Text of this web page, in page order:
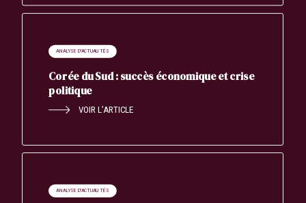
ANALYSE D'ACTUALITÉS
Corée du Sud : succès économique et crise
politique
VOIR L’ARTICLE
ANALYSE D'ACTUALITÉS